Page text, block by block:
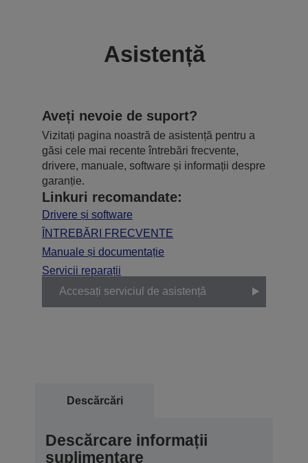
Asistență
Aveți nevoie de suport?
Vizitați pagina noastră de asistență pentru a
găsi cele mai recente întrebări frecvente,
drivere, manuale, software și informații despre
garanție.
Linkuri recomandate:
Drivere și software
ÎNTREBĂRI FRECVENTE
Manuale și documentație
Servicii reparații
Accesați serviciul de asistență
Descărcări
Descărcare informații
suplimentare